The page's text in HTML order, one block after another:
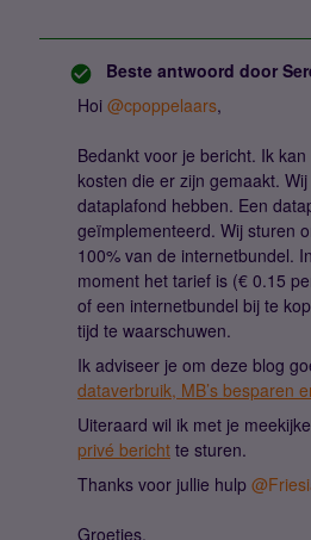
Beste antwoord door
Hoi @cpoppelaars,
Bedankt voor je bericht. Ik
kosten die er zijn gemaakt.
dataplafond hebben. Een
geïmplementeerd. Wij sturen
100% van de internetbundel.
moment het tarief is (€ 0.15
of een internetbundel bij te
tijd te waarschuwen.
Ik adviseer je om deze blog
dataverbruik, MB’s besparen
Uiteraard wil ik met je
privé bericht te sturen.
Thanks voor jullie hulp
Groetjes,